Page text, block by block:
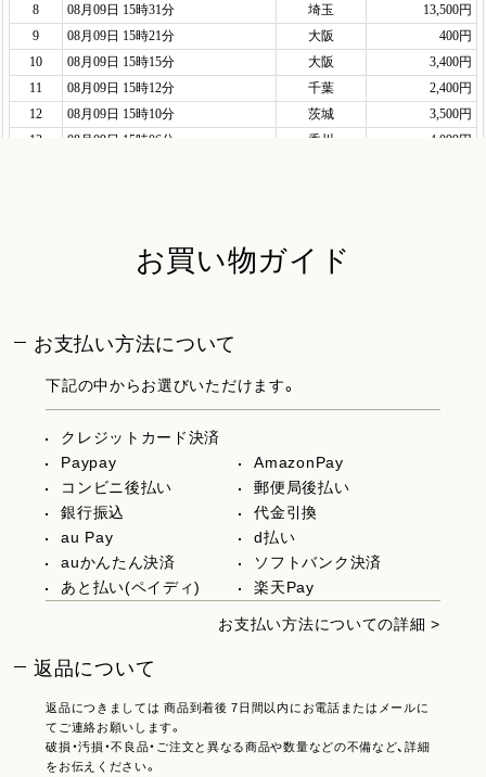
お買い物ガイド
お支払い方法について
下記の中からお選びいただけます。
クレジットカード決済
Paypay
AmazonPay
コンビニ後払い
郵便局後払い
銀行振込
代金引換
au Pay
d払い
auかんたん決済
ソフトバンク決済
あと払い(ペイディ)
楽天Pay
お支払い方法についての詳細 >
返品について
返品につきましては 商品到着後 7日間以内にお電話またはメールに
てご連絡お願いします。
破損・汚損・不良品・ご注文と異なる商品や数量などの不備など、詳細
をお伝えください。